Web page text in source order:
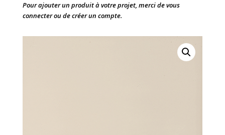
Pour ajouter un produit à votre projet, merci de vous
connecter ou de créer un compte.